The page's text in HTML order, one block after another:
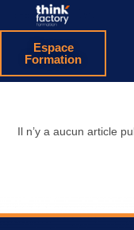
Espace
Formation
Il n’y a aucun article